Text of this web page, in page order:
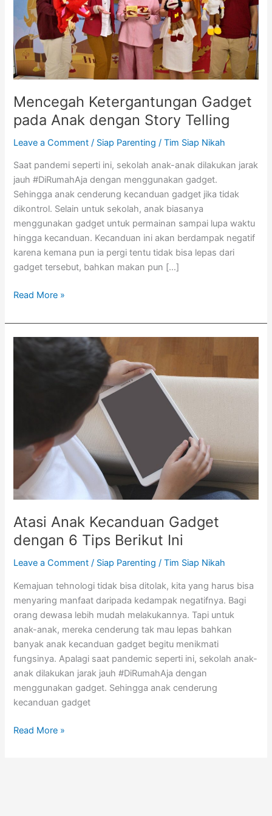
Mencegah Ketergantungan Gadget
pada Anak dengan Story Telling
Leave a Comment / Siap Parenting /Tim Siap Nikah
Saat pandemi seperti ini, sekolah anak-anak dilakukan jarak
jauh #DiRumahAja dengan menggunakan gadget.
Sehingga anak cenderung kecanduan gadget jika tidak
dikontrol. Selain untuk sekolah, anak biasanya
menggunakan gadget untuk permainan sampai lupa waktu
hingga kecanduan. Kecanduan ini akan berdampak negatif
karena kemana pun ia pergi tentu tidak bisa lepas dari
gadget tersebut, bahkan makan pun […]
Story
Telling
Read More »
Atasi Anak Kecanduan Gadget
dengan 6 Tips Berikut Ini
Leave a Comment / Siap Parenting /Tim Siap Nikah
Kemajuan tehnologi tidak bisa ditolak, kita yang harus bisa
menyaring manfaat daripada kedampak negatifnya. Bagi
orang dewasa lebih mudah melakukannya. Tapi untuk
anak-anak, mereka cenderung tak mau lepas bahkan
banyak anak kecanduan gadget begitu menikmati
fungsinya. Apalagi saat pandemic seperti ini, sekolah anak-
anak dilakukan jarak jauh #DiRumahAja dengan
menggunakan gadget. Sehingga anak cenderung
kecanduan gadget
Atasi
Berikut
Read More »